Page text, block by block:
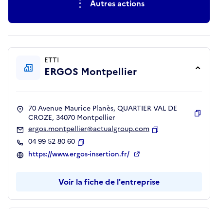
Autres actions
ETTI
ERGOS Montpellier
70 Avenue Maurice Planès, QUARTIER VAL DE
CROZE, 34070 Montpellier
ergos.montpellier@actualgroup.com
04 99 52 80 60
Copier
https://www.ergos-insertion.fr/
Voir la fiche de l'entreprise